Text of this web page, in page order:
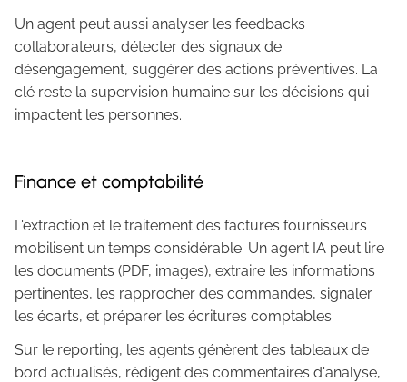
Un agent peut aussi analyser les feedbacks
collaborateurs, détecter des signaux de
désengagement, suggérer des actions préventives. La
clé reste la supervision humaine sur les décisions qui
impactent les personnes.
Finance et comptabilité
L'extraction et le traitement des factures fournisseurs
mobilisent un temps considérable. Un agent IA peut lire
les documents (PDF, images), extraire les informations
pertinentes, les rapprocher des commandes, signaler
les écarts, et préparer les écritures comptables.
Sur le reporting, les agents génèrent des tableaux de
bord actualisés, rédigent des commentaires d'analyse,